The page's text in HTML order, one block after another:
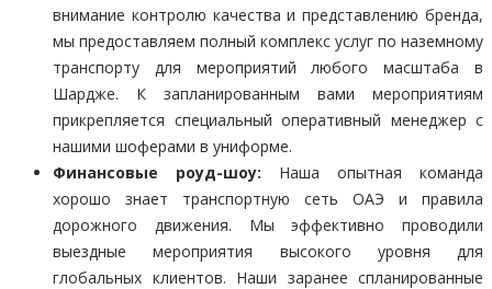
внимание контролю качества и представлению бренда,
мы предоставляем полный комплекс услуг по наземному
транспорту для мероприятий любого масштаба в
Шардже. К запланированным вами мероприятиям
прикрепляется специальный оперативный менеджер с
нашими шоферами в униформе.
Финансовые роуд-шоу: Наша опытная команда
хорошо знает транспортную сеть ОАЭ и правила
дорожного движения. Мы эффективно проводили
выездные мероприятия высокого уровня для
глобальных клиентов. Наши заранее спланированные